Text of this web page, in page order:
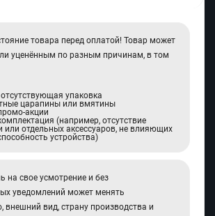
товара перед оплатой! Товар может
уценённым по разным причинам, в том
упаковка
царапины или вмятины
акции
(например, отсутствие
или отдельных аксессуаров, не влияющих
устройства)
на свое усмотрение и без
уведомлений может менять
внешний вид, страну производства и